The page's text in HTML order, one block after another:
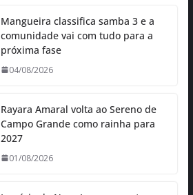
Mangueira classifica samba 3 e a
comunidade vai com tudo para a
próxima fase
04/08/2026
Rayara Amaral volta ao Sereno de
Campo Grande como rainha para
2027
01/08/2026